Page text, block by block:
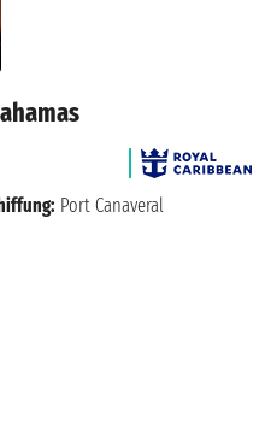
Port Canaveral